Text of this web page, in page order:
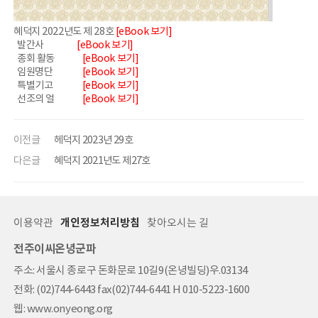
혜덕지 2022년도 제 28호[eBook 보기]
발간사 [eBook 보기]
종회 활동 [eBook 보기]
임원명단
[eBook 보기]
특별기고
[eBook 보기]
선조의 얼 [eBook 보기]
이전글
헤덕지 2023년 29호
다은글
혜덕지 2021년도 제27호
이용약관 개인정보처리방침 찾아오시는 길
전주이씨온녕군파
주소: 서울시 종로구 돈화문로 10길9(온녕빌딩)우.03134
전화: (02)744-6443 fax(02)744-6441 H 010-5223-1600
웹: www.onyeong.org